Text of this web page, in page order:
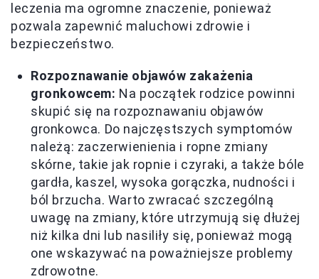
leczenia ma ogromne znaczenie, ponieważ
pozwala zapewnić maluchowi zdrowie i
bezpieczeństwo.
Rozpoznawanie objawów zakażenia
gronkowcem: Na początek rodzice powinni
skupić się na rozpoznawaniu objawów
gronkowca. Do najczęstszych symptomów
należą: zaczerwienienia i ropne zmiany
skórne, takie jak ropnie i czyraki, a także bóle
gardła, kaszel, wysoka gorączka, nudności i
ból brzucha. Warto zwracać szczególną
uwagę na zmiany, które utrzymują się dłużej
niż kilka dni lub nasiliły się, ponieważ mogą
one wskazywać na poważniejsze problemy
zdrowotne.